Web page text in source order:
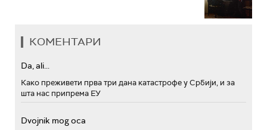
КОМЕНТАРИ
Da, ali...
Како преживети прва три дана катастрофе у Србији, и за
шта нас припрема ЕУ
Dvojnik mog oca